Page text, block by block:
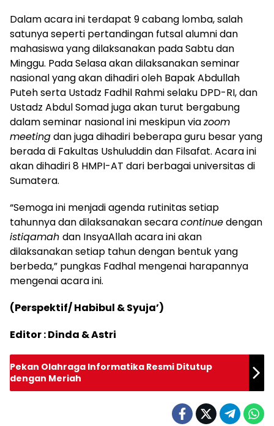
Dalam acara ini terdapat 9 cabang lomba, salah
satunya seperti pertandingan futsal alumni dan
mahasiswa yang dilaksanakan pada Sabtu dan
Minggu. Pada Selasa akan dilaksanakan seminar
nasional yang akan dihadiri oleh Bapak Abdullah
Puteh serta Ustadz Fadhil Rahmi selaku DPD-RI, dan
Ustadz Abdul Somad juga akan turut bergabung
dalam seminar nasional ini meskipun viazoom
meetingdan juga dihadiri beberapa guru besar yang
berada di Fakultas Ushuluddin dan Filsafat. Acara ini
akan dihadiri 8 HMPI-AT dari berbagai universitas di
Sumatera.
“Semoga ini menjadi agenda rutinitas setiap
tahunnya dan dilaksanakan secaracontinuedengan
istiqamah dan InsyaAllah acara ini akan
dilaksanakan setiap tahun dengan bentuk yang
berbeda,” pungkas Fadhal mengenai harapannya
mengenai acara ini.
(Perspektif/ Habibul & Syuja’)
Editor : Dinda & Astri
Pekan Olahraga Informatika Resmi Ditutup
dengan Meriah